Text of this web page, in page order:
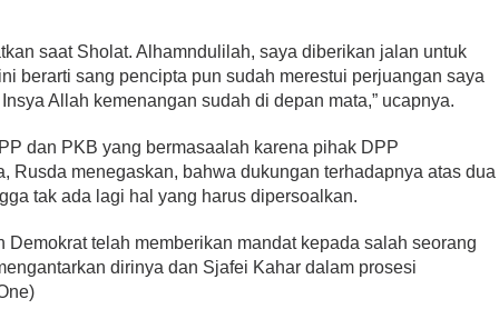
saat Sholat. Alhamndulilah, saya diberikan jalan untuk
berarti sang pencipta pun sudah merestui perjuangan saya
Allah kemenangan sudah di depan mata,” ucapnya.
dan PKB yang bermasaalah karena pihak DPP
Rusda menegaskan, bahwa dukungan terhadapnya atas dua
tak ada lagi hal yang harus dipersoalkan.
Demokrat telah memberikan mandat kepada salah seorang
dirinya dan Sjafei Kahar dalam prosesi